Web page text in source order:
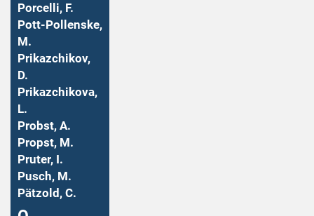
Porcelli, F.
Pott-Pollenske,
M.
Prikazchikov,
D.
Prikazchikova,
L.
Probst, A.
Propst, M.
Pruter, I.
Pusch, M.
Pätzold, C.